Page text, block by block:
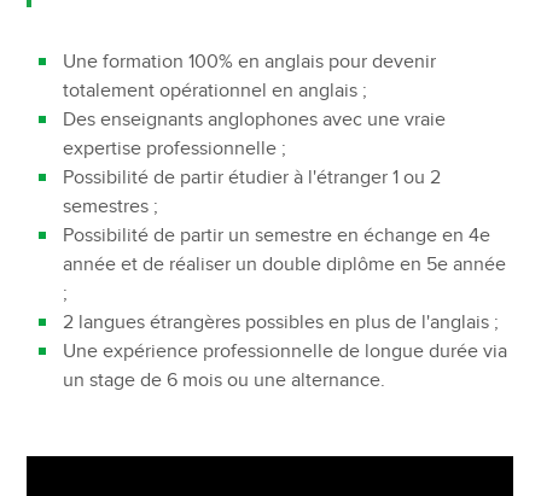
Une formation 100% en anglais pour devenir
totalement opérationnel en anglais ;
Des enseignants anglophones avec une vraie
expertise professionnelle ;
Possibilité de partir étudier à l'étranger 1 ou 2
semestres ;
Possibilité de partir un semestre en échange en 4e
année et de réaliser un double diplôme en 5e année
;
2 langues étrangères possibles en plus de l'anglais ;
Une expérience professionnelle de longue durée via
un stage de 6 mois ou une alternance.